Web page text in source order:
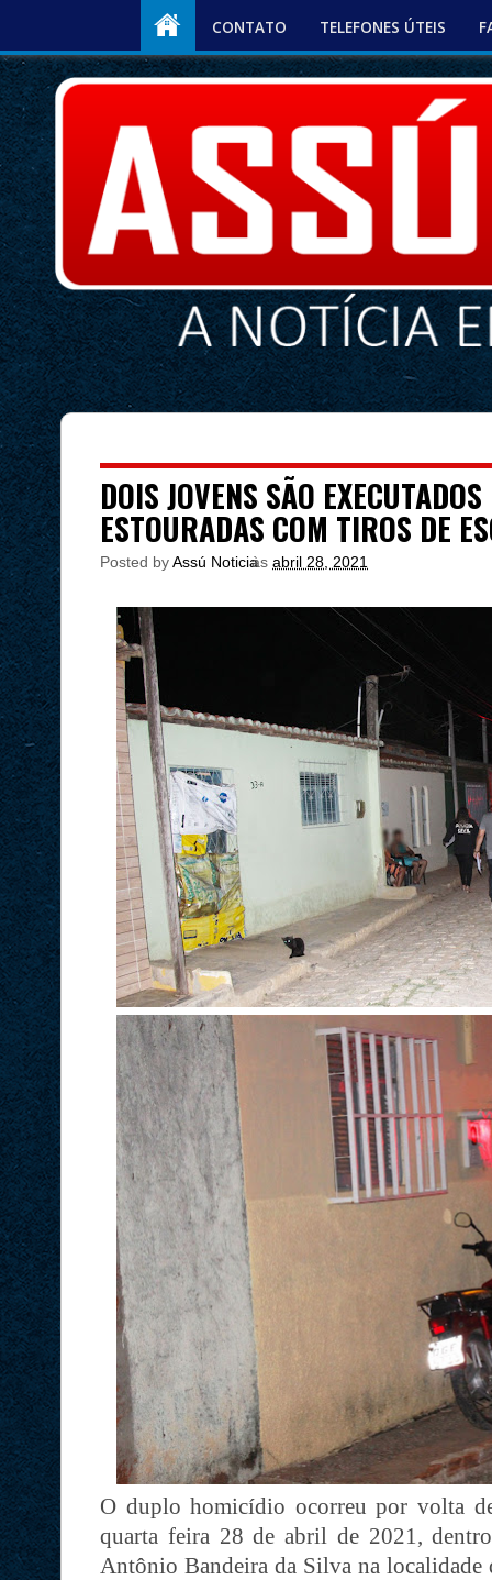
CONTATO TELEFONES ÚTEIS
DOIS JOVENS SÃO
ESTOURADAS COM TIROS DE
Posted byAssú Noticia
às abril 28, 2021
O duplo homicídio ocorreu por volta
quarta feira 28 de abril de 2021,
Antônio Bandeira da Silva na